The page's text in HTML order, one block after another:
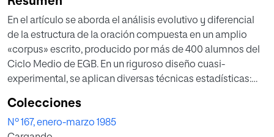
En el artículo se aborda el análisis evolutivo y diferencial
de la estructura de la oración compuesta en un amplio
«corpus» escrito, producido por más de 400 alumnos del
Ciclo Medio de EGB. En un riguroso diseño cuasi-
experimental, se aplican diversas técnicas estadísticas:
varianza de «medidas repetidas», análisis de tendencia
lineal y cuadrática, contrastes ortogonales. Del estudio se
Colecciones
Nº 167, enero-marzo 1985